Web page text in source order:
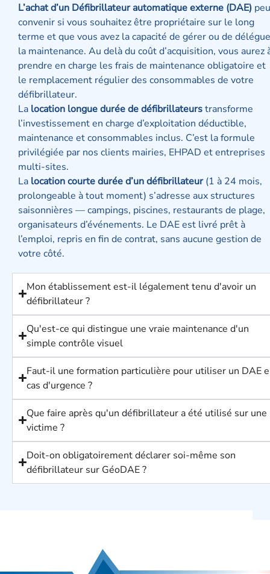
L’achat d’un Défibrillateur automatique externe (DAE)
convenir si vous souhaitez être propriétaire sur le long
terme et que vous avez la capacité de gérer ou de
la maintenance. Au delà du coût d’acquisition, vous aurez
prendre en charge les frais de maintenance obligatoire et
le remplacement régulier des consommables de votre
défibrillateur.
La location longue durée de défibrillateurstransforme
l’investissement en charge d’exploitation déductible,
maintenance et consommables inclus. C’est la formule
privilégiée par nos clients mairies, EHPAD et entreprises
multi-sites.
La location courte durée d’un défibrillateur(1 à 24 mois,
prolongeable à tout moment) s’adresse aux structures
saisonnières — campings, piscines, restaurants de plage,
organisateurs d’événements. Le DAE est livré prêt à
l’emploi, repris en fin de contrat, sans aucune gestion de
votre côté.
Mon établissement est-il légalement tenu d'avoir un
défibrillateur ?
Qu'est-ce qui distingue une vraie maintenance d'un
simple contrôle visuel
Faut-il une formation particulière pour utiliser un DAE
cas d'urgence ?
Que faire après qu'un défibrillateur a été utilisé sur une
victime ?
Doit-on obligatoirement déclarer soi-même son
défibrillateur sur GéoDAE ?